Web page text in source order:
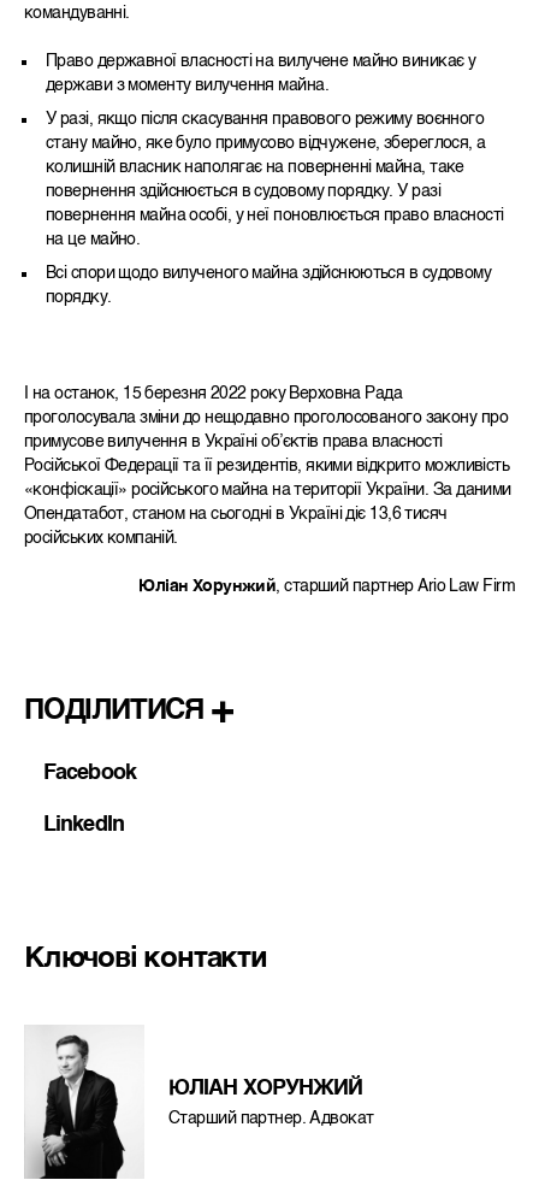
командуванні.
Право державної власності на вилучене майно виникає у
держави з моменту вилучення майна.
У разі, якщо після скасування правового режиму воєнного
стану майно, яке було примусово відчужене, збереглося, а
колишній власник наполягає на поверненні майна, таке
повернення здійснюється в судовому порядку. У разі
повернення майна особі, у неї поновлюється право власності
на це майно.
Всі спори щодо вилученого майна здійснюються в судовому
порядку.
І на останок, 15 березня 2022 року Верховна Рада
проголосувала зміни до нещодавно проголосованого закону про
примусове вилучення в Україні об’єктів права власності
Російської Федерації та її резидентів, якими відкрито можливість
«конфіскації» російського майна на території України. За даними
Опендатабот, станом на сьогодні в Україні діє 13,6 тисяч
російських компаній.
Юліан Хорунжий, старший партнер Ario Law Firm
ПОДІЛИТИСЯ
Facebook
LinkedIn
Ключові контакти
ЮЛІАН ХОРУНЖИЙ
Старший партнер. Адвокат